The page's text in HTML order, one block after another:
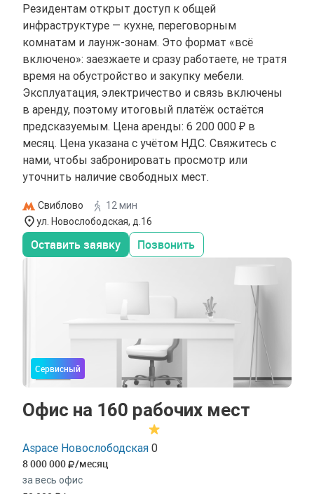
Резидентам открыт доступ к общей
инфраструктуре — кухне, переговорным
комнатам и лаунж-зонам. Это формат «всё
включено»: заезжаете и сразу работаете, не тратя
время на обустройство и закупку мебели.
Эксплуатация, электричество и связь включены
в аренду, поэтому итоговый платёж остаётся
предсказуемым. Цена аренды: 6 200 000 ₽ в
месяц. Цена указана с учётом НДС. Свяжитесь с
нами, чтобы забронировать просмотр или
уточнить наличие свободных мест.
Свиблово
12 мин
ул. Новослободская, д.16
Оставить заявку Позвонить
Сервисный
Офис на 160 рабочих мест
Aspace Новослободская 0
8 000 000 /месяц
за весь офис